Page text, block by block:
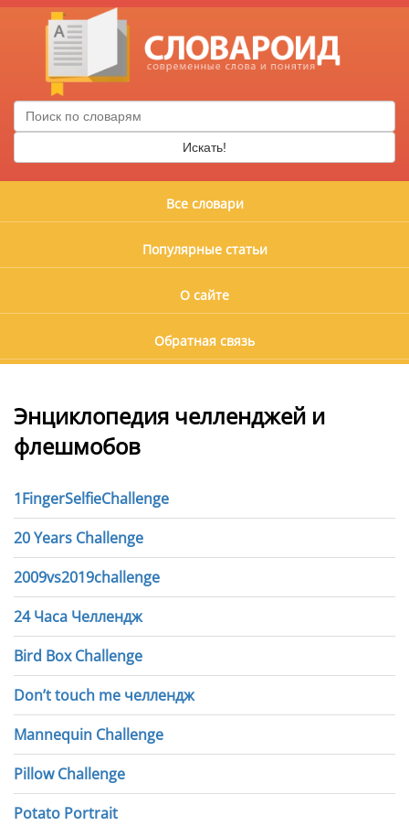
Искать!
Все словари
Популярные статьи
О сайте
Обратная связь
Энциклопедия челленджей и
флешмобов
1FingerSelfieChallenge
20 Years Challenge
2009vs2019challenge
24 Часа Челлендж
Bird Box Challenge
Don’t touch me челлендж
Mannequin Challenge
Pillow Challenge
Potato Portrait